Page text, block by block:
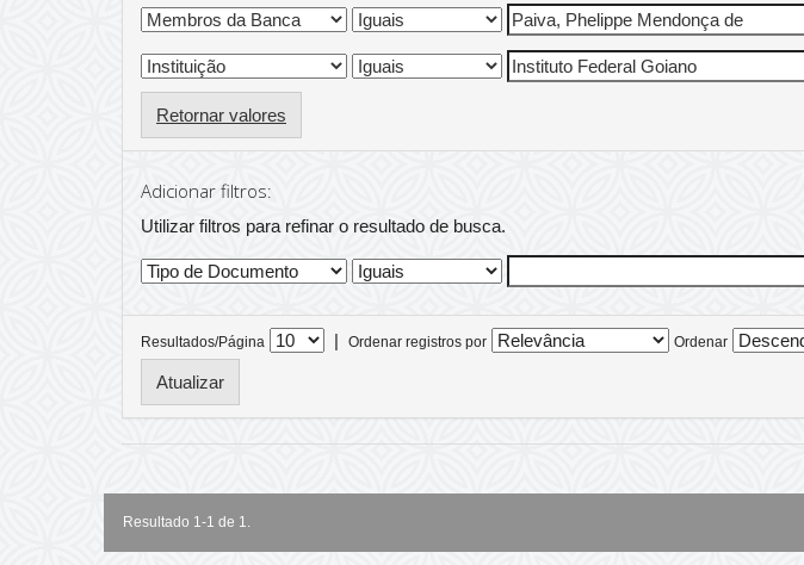
Retornar valores
Adicionar filtros:
Utilizar filtros para refinar o resultado de busca.
Resultados/Página | Ordenar registros por Ordenar
Resultado 1-1 de 1.